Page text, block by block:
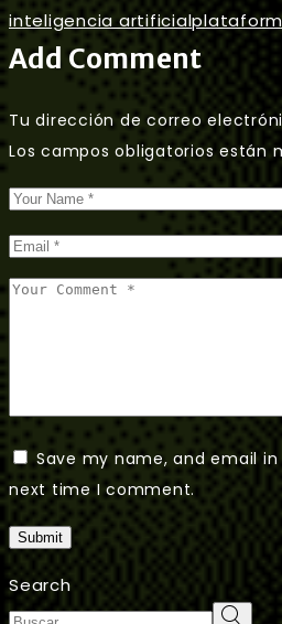
inteligencia artificial
Add Comment
Tu dirección de correo
Los campos obligatorios están
Save my name, and email
next time I comment.
Submit
Search